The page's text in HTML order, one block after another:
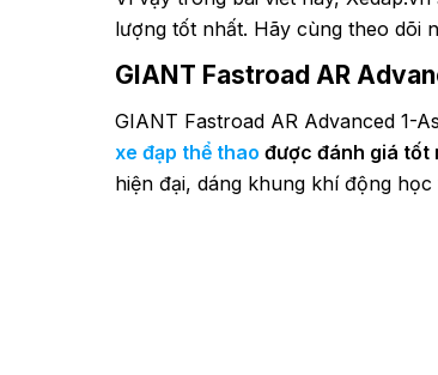
lượng tốt nhất. Hãy cùng theo dõi
GIANT Fastroad AR
GIANT Fastroad AR Advanced 1-
xe đạp thể thao được đánh giá tốt
hiện đại, dáng khung khí động